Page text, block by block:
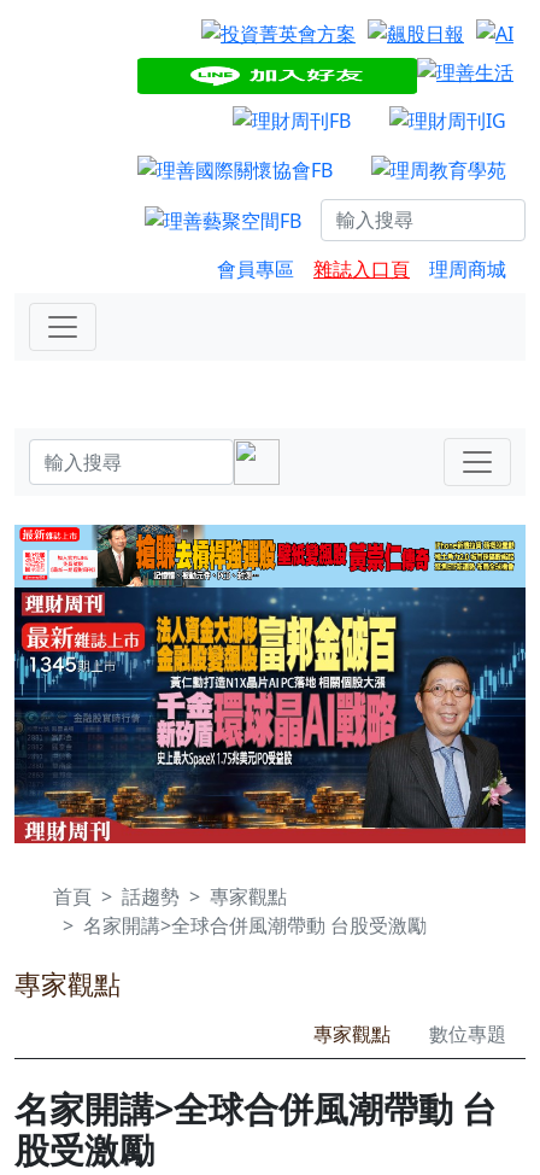
會員專區 雜誌入口頁 理周商城
首頁 話趨勢
專家觀點
名家開講>全球合併風潮帶動 台股受激勵
專家觀點
專家觀點 數位專題
名家開講>全球合併風潮帶動 台
股受激勵